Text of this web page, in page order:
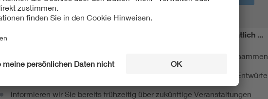
Mit unserem DKE Newsletter sind Sie immer top informiert! Monatlich ...
fassen wir die wichtigsten Entwicklungen in der Normung kurz zusammen
berichten wir über aktuelle Arbeitsergebnisse, Publikationen und Entwürfe
informieren wir Sie bereits frühzeitig über zukünftige Veranstaltungen